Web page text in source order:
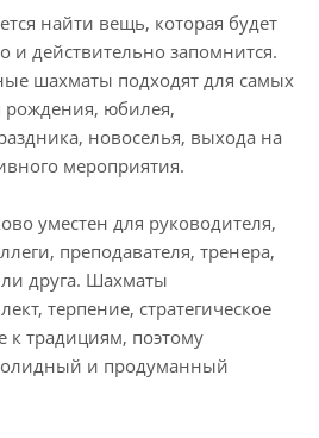
найти вещь, которая будет
и действительно запомнится.
шахматы подходят для самых
рождения, юбилея,
новоселья, выхода на
мероприятия.
уместен для руководителя,
преподавателя, тренера,
друга. Шахматы
терпение, стратегическое
традициям, поэтому
и продуманный